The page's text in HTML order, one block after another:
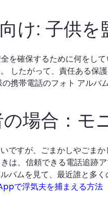
け: 子供を
を確保するために何をし
したがって、責任ある保
携帯電話のフォト アルバ
場合：モ
ですが、ごまかしやごま
は、信頼できる電話追跡
バムを見て、最近誰と多
で浮気夫を捕まえる方法